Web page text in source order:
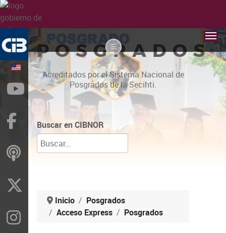
POSGRADOS
Acreditados por el Sistema Nacional de
Posgrados de la Secihti.
Buscar en CIBNOR
Inicio
Posgrados
Acceso Express
Posgrados
YouTube
Facebook
ivoox
Instragram